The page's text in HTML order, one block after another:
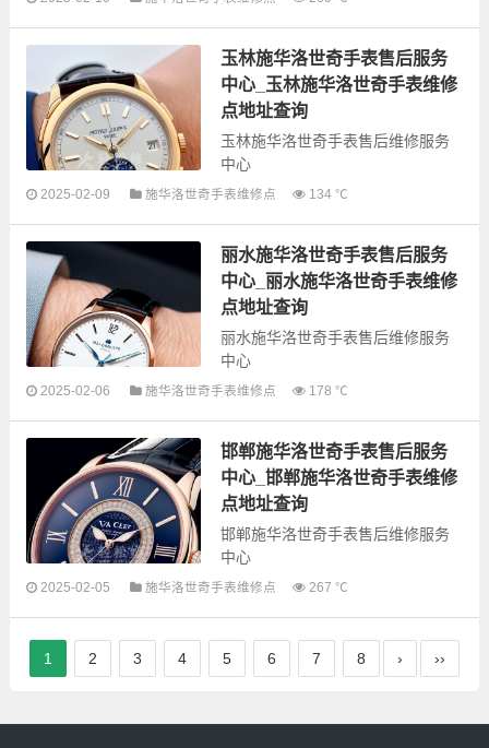
洛世奇手表售后服务网点和优质维
修点信息，可以为您提供施华洛世
奇全型号手表的故障检测维修，手
玉林施华洛世奇手表售后服务
中心_玉林施华洛世奇手表维修
点地址查询
玉林施华洛世奇手表售后维修服务
中心
修点信息，可以为您提供施华洛世
奇全型号手表的故障检测维修，手
表保养等...
2025-02-09 施华洛世奇手表维修点 134 ℃
丽水施华洛世奇手表售后服务
中心_丽水施华洛世奇手表维修
点地址查询
丽水施华洛世奇手表售后维修服务
中心
洛世奇手表售后服务网点和优质维
修点信息，可以为您提供施华洛世
奇全型号手表的故障检测维修，手
2025-02-06 施华洛世奇手表维修点 178 ℃
邯郸施华洛世奇手表售后服务
中心_邯郸施华洛世奇手表维修
点地址查询
邯郸施华洛世奇手表售后维修服务
中心
修点信息，可以为您提供施华洛世
奇全型号手表的故障检测维修，手
2025-02-05 施华洛世奇手表维修点 267 ℃
1 2 3 4 5 6 7 8 › ››